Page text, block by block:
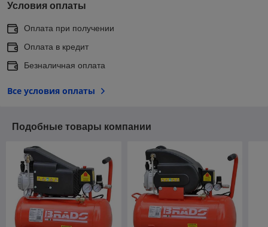
Условия оплаты
Оплата при получении
Оплата в кредит
Безналичная оплата
Все условия оплаты
Подобные товары компании